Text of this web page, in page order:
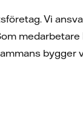
Vi
medarbetare
bygger